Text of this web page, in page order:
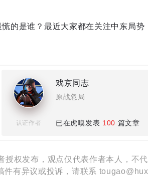
的是谁？最近大家都在关注中东局势
戏京同志
原战忽局
认证作者 已在虎嗅发表 100 篇文章
授权发布，观点仅代表作者本人，不代
件有异议或投诉，请联系